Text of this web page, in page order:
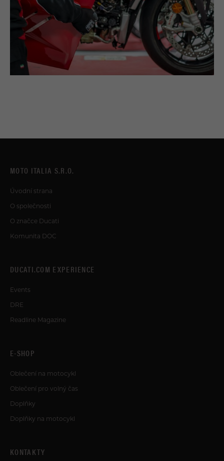
MOTO ITALIA S.R.O.
Úvodní strana
O společnosti
O značce Ducati
Komunita DOC
DUCATI.COM EXPERIENCE
Events
DRE
Readline Magazine
E-SHOP
Oblečení na motocykl
Oblečení pro volný čas
Doplňky
Doplňky na motocykl
KONTAKTY